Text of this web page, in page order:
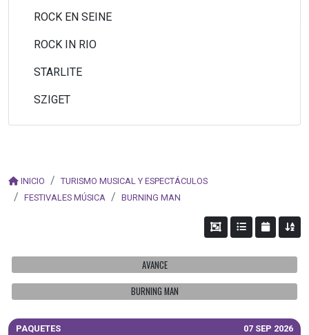
ROCK EN SEINE
ROCK IN RIO
STARLITE
SZIGET
INICIO
TURISMO MUSICAL Y ESPECTÁCULOS
FESTIVALES MÚSICA
BURNING MAN
AVANCE
BURNING MAN
PAQUETES 07 SEP 2026